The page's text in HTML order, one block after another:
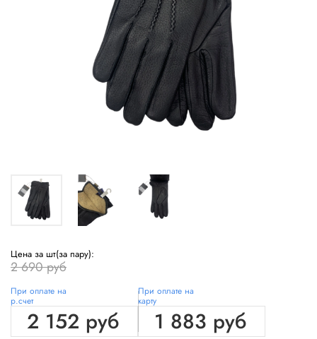
Цена за шт(за пару):
2 690 руб
При оплате на
р.счет
2 152 руб
При оплате на
карту
1 883 руб